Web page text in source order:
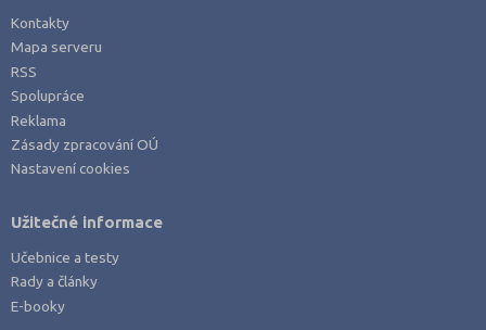
Kontakty
Mapa serveru
RSS
Spolupráce
Reklama
Zásady zpracování OÚ
Nastavení cookies
Užitečné informace
Učebnice a testy
Rady a články
E-booky